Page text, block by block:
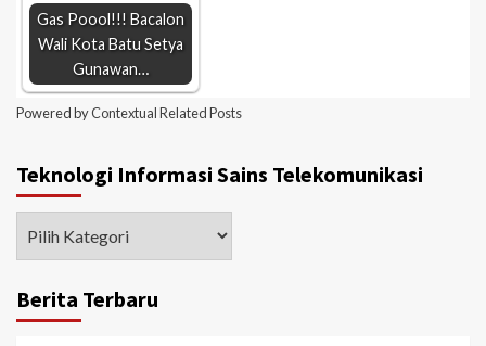
Gas Poool!!! Bacalon
Wali Kota Batu Setya
Gunawan…
Powered byContextual Related Posts
Teknologi Informasi Sains Telekomunikasi
Berita Terbaru